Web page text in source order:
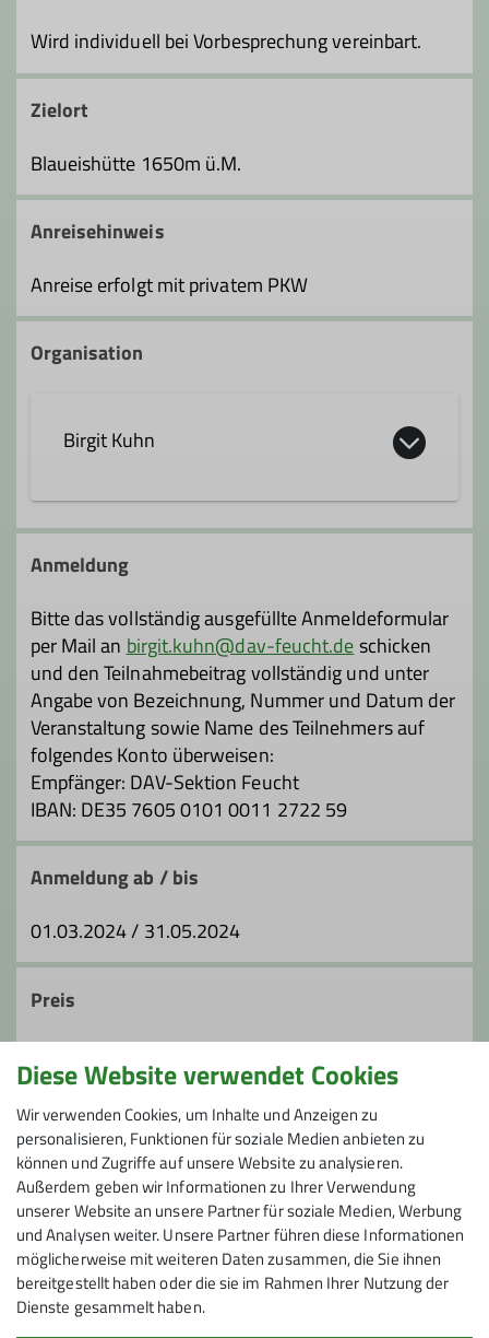
Wird individuell bei Vorbesprechung vereinbart.
Zielort
Blaueishütte 1650m ü.M.
Anreisehinweis
Anreise erfolgt mit privatem PKW
Organisation
Birgit Kuhn
birgit.kuhn@dav-feucht.de
Qualifikationen
Trainer*in C Sportklettern Breitensport
Trainer*in B Alpinklettern
Anmeldung
Bitte das vollständig ausgefüllte Anmeldeformular
per Mail an birgit.kuhn@dav-feucht.deschicken
und den Teilnahmebeitrag vollständig und unter
Angabe von Bezeichnung, Nummer und Datum der
Veranstaltung sowie Name des Teilnehmers auf
folgendes Konto überweisen:
Empfänger: DAV-Sektion Feucht
IBAN: DE35 7605 0101 0011 2722 59
Anmeldung ab / bis
01.03.2024 / 31.05.2024
Preis
Mitglieder DAV. Hüttenübernachtung, Verpflegung
und Fahrtkosten nicht im Kurspreis enthalten.
Maximale Teilnehmeranzahl
3
Diese Website verwendet Cookies
Wir verwenden Cookies, um Inhalte und Anzeigen zu
personalisieren, Funktionen für soziale Medien anbieten zu
können und Zugriffe auf unsere Website zu analysieren.
Außerdem geben wir Informationen zu Ihrer Verwendung
unserer Website an unsere Partner für soziale Medien, Werbung
und Analysen weiter. Unsere Partner führen diese Informationen
möglicherweise mit weiteren Daten zusammen, die Sie ihnen
bereitgestellt haben oder die sie im Rahmen Ihrer Nutzung der
Dienste gesammelt haben.